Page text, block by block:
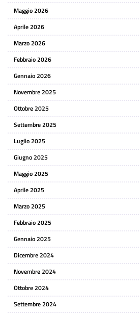
Maggio 2026
Aprile 2026
Marzo 2026
Febbraio 2026
Gennaio 2026
Novembre 2025
Ottobre 2025
Settembre 2025
Luglio 2025
Giugno 2025
Maggio 2025
Aprile 2025
Marzo 2025
Febbraio 2025
Gennaio 2025
Dicembre 2024
Novembre 2024
Ottobre 2024
Settembre 2024